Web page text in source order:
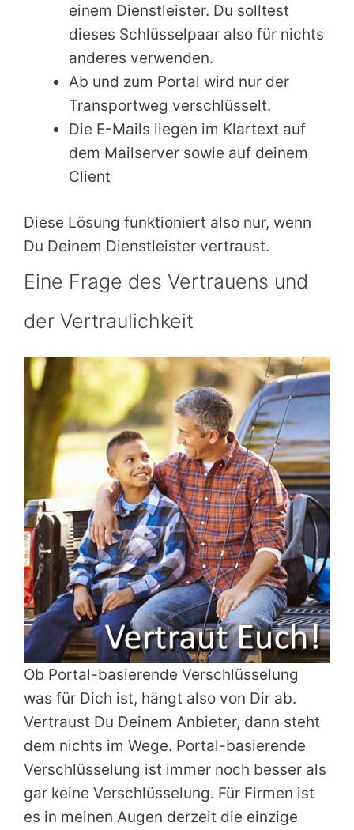
einem Dienstleister. Du solltest
dieses Schlüsselpaar also für nichts
anderes verwenden.
Ab und zum Portal wird nur der
Transportweg verschlüsselt.
Die E-Mails liegen im Klartext auf
dem Mailserver sowie auf deinem
Client
Diese Lösung funktioniert also nur, wenn
Du Deinem Dienstleister vertraust.
Eine Frage des Vertrauens und
der Vertraulichkeit
Ob Portal-basierende Verschlüsselung
was für Dich ist, hängt also von Dir ab.
Vertraust Du Deinem Anbieter, dann steht
dem nichts im Wege. Portal-basierende
Verschlüsselung ist immer noch besser als
gar keine Verschlüsselung. Für Firmen ist
es in meinen Augen derzeit die einzige